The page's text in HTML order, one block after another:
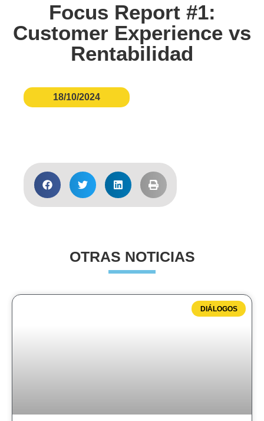
Focus Report #1:
Customer Experience vs
Rentabilidad
18/10/2024
OTRAS NOTICIAS
DIÁLOGOS